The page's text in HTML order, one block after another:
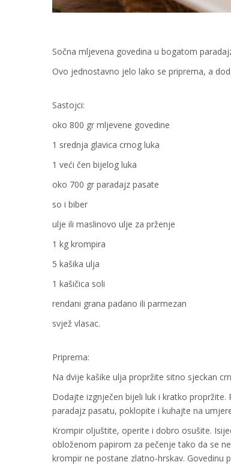
Sočna mljevena govedina u bogatom
Ovo jednostavno jelo lako se priprema, a
Sastojci:
oko 800 gr mljevene govedine
1 srednja glavica crnog luka
1 veći čen bijelog luka
oko 700 gr paradajz pasate
so i biber
ulje ili maslinovo ulje za prženje
1 kg krompira
5 kašika ulja
1 kašičica soli
rendani grana padano ili parmezan
svjež vlasac.
Priprema:
Na dvije kašike ulja propržite sitno sjeckan
Dodajte izgnječen bijeli luk i kratko
paradajz pasatu, poklopite i kuhajte na
Krompir oljuštite, operite i dobro osušite.
obloženom papirom za pečenje tako da se
krompir ne postane zlatno-hrskav. Govedinu